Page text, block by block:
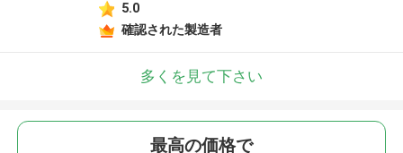
5.0
確認された製造者
多くを見て下さい
最高の価格で